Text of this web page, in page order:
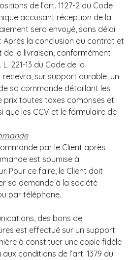
de l’art. 1127-2 du Code
accusant réception de la
sera envoyé, sans délai
Après la conclusion du contrat et
la livraison, conformément
221-13 du Code de la
sur support durable, un
sa commande détaillant les
prix toutes taxes comprises et
que les CGV et le formulaire de
par le Client après
est soumise à
Pour ce faire, le Client doit
sa demande à la société
par téléphone.
des bons de
est effectué sur un support
à constituer une copie fidèle
conditions de l’art. 1379 du